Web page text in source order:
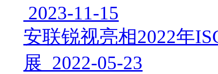
2023-11-15
安联锐视亮相2022年
展 2022-05-23